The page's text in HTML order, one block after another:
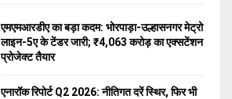
o
r
:
R
एमएमआरडीए का बड़ा कदम: भोरपाड़ा-उल्हासनगर मेट्रो
लाइन-5ए के टेंडर जारी; ₹4,063 करोड़ का एक्सटेंशन
प्रोजेक्ट तैयार
एनारॉक रिपोर्ट Q2 2026: नीतिगत दरें स्थिर, फिर भी